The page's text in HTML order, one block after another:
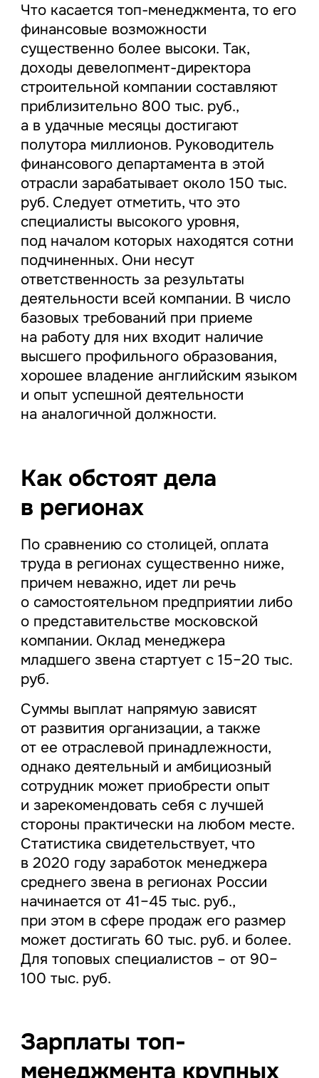
Что касается топ-менеджмента, то его
финансовые возможности
существенно более высоки. Так,
доходы девелопмент-директора
строительной компании составляют
приблизительно 800 тыс. руб.,
а в удачные месяцы достигают
полутора миллионов. Руководитель
финансового департамента в этой
отрасли зарабатывает около 150 тыс.
руб. Следует отметить, что это
специалисты высокого уровня,
под началом которых находятся сотни
подчиненных. Они несут
ответственность за результаты
деятельности всей компании. В число
базовых требований при приеме
на работу для них входит наличие
высшего профильного образования,
хорошее владение английским языком
и опыт успешной деятельности
на аналогичной должности.
Как обстоят дела
в регионах
По сравнению со столицей, оплата
труда в регионах существенно ниже,
причем неважно, идет ли речь
о самостоятельном предприятии либо
о представительстве московской
компании. Оклад менеджера
младшего звена стартует с 15–20 тыс.
руб.
Суммы выплат напрямую зависят
от развития организации, а также
от ее отраслевой принадлежности,
однако деятельный и амбициозный
сотрудник может приобрести опыт
и зарекомендовать себя с лучшей
стороны практически на любом месте.
Статистика свидетельствует, что
в 2020 году заработок менеджера
среднего звена в регионах России
начинается от 41–45 тыс. руб.,
при этом в сфере продаж его размер
может достигать 60 тыс. руб. и более.
Для топовых специалистов – от 90–
100 тыс. руб.
Зарплаты топ-
менеджмента крупных